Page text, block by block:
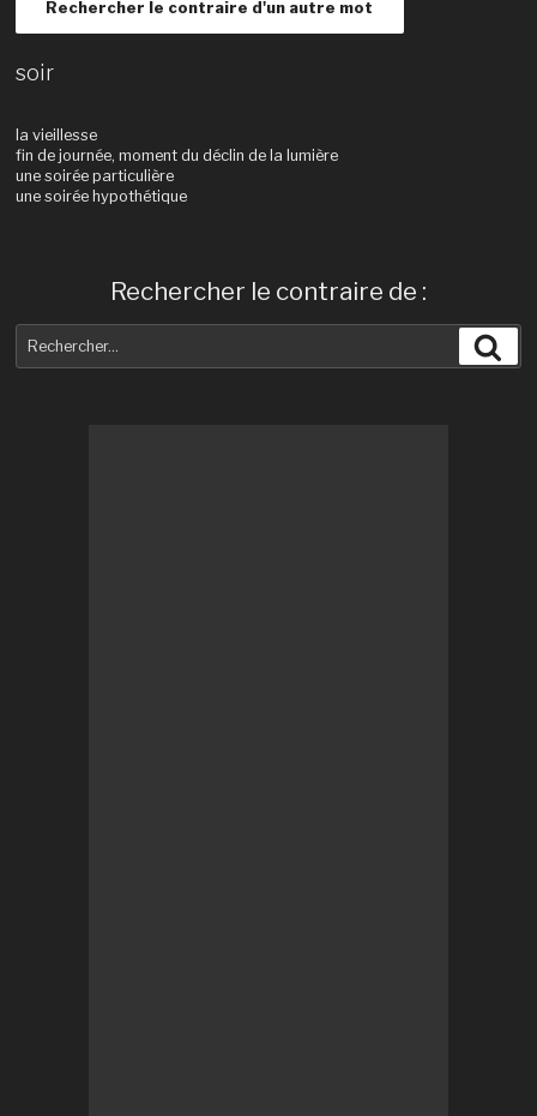
Rechercher le contraire d'un autre mot
soir
la vieillesse
fin de journée, moment du déclin de la lumière
une soirée particulière
une soirée hypothétique
Rechercher le contraire de :
pour